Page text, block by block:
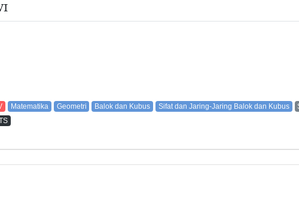
Matematika Geometri Balok dan Kubus Sifat dan Jaring-Jaring Balok dan Kubus